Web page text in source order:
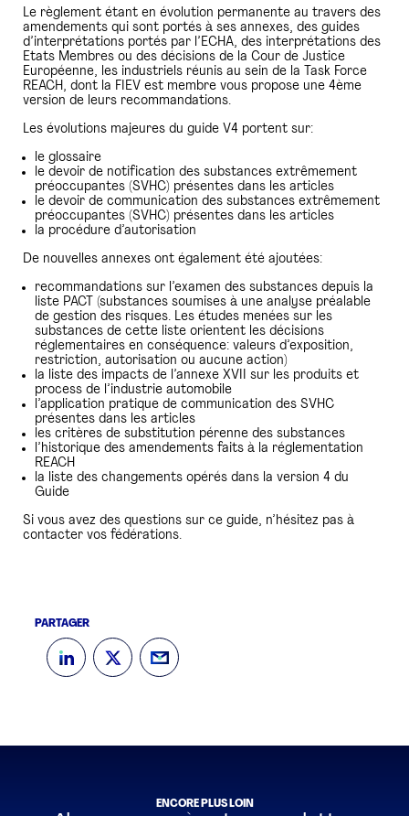
Le règlement étant en évolution permanente au travers des
amendements qui sont portés à ses annexes, des guides
d’interprétations portés par l’ECHA, des interprétations des
Etats Membres ou des décisions de la Cour de Justice
Européenne, les industriels réunis au sein de la Task Force
REACH, dont la FIEV est membre vous propose une 4ème
version de leurs recommandations.
Les évolutions majeures du guide V4 portent sur:
le glossaire
le devoir de notification des substances extrêmement
préoccupantes (SVHC) présentes dans les articles
le devoir de communication des substances extrêmement
préoccupantes (SVHC) présentes dans les articles
la procédure d’autorisation
De nouvelles annexes ont également été ajoutées:
recommandations sur l’examen des substances depuis la
liste PACT (substances soumises à une analyse préalable
de gestion des risques. Les études menées sur les
substances de cette liste orientent les décisions
réglementaires en conséquence: valeurs d’exposition,
restriction, autorisation ou aucune action)
la liste des impacts de l’annexe XVII sur les produits et
process de l’industrie automobile
l’application pratique de communication des SVHC
présentes dans les articles
les critères de substitution pérenne des substances
l’historique des amendements faits à la réglementation
REACH
la liste des changements opérés dans la version 4 du
Guide
Si vous avez des questions sur ce guide, n’hésitez pas à
contacter vos fédérations.
PARTAGER
ENCORE PLUS LOIN